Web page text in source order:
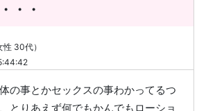
・・
性 30代）
の事とかセックスの事わかってるつ
とりあえず何でもかんでもローショ